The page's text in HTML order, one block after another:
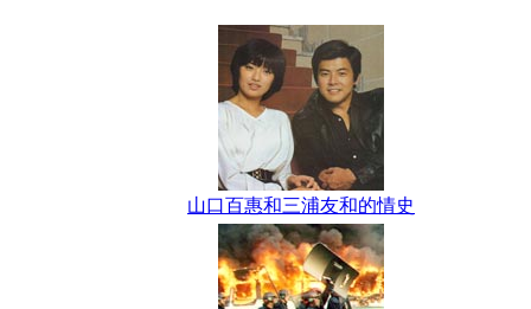
山口百惠和三浦友和的情史